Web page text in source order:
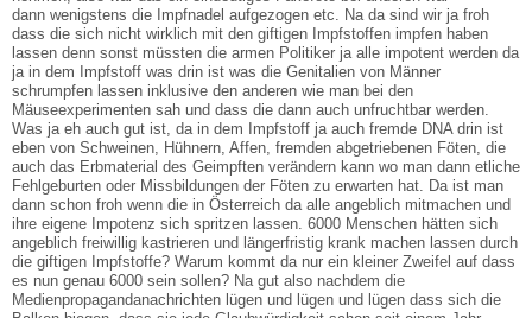
dann wenigstens die Impfnadel aufgezogen etc. Na da sind wir ja froh
dass die sich nicht wirklich mit den giftigen Impfstoffen impfen haben
lassen denn sonst müssten die armen Politiker ja alle impotent werden da
ja in dem Impfstoff was drin ist was die Genitalien von Männer
schrumpfen lassen inklusive den anderen wie man bei den
Mäuseexperimenten sah und dass die dann auch unfruchtbar werden.
Was ja eh auch gut ist, da in dem Impfstoff ja auch fremde DNA drin ist
eben von Schweinen, Hühnern, Affen, fremden abgetriebenen Föten, die
auch das Erbmaterial des Geimpften verändern kann wo man dann etliche
Fehlgeburten oder Missbildungen der Föten zu erwarten hat. Da ist man
dann schon froh wenn die in Österreich da alle angeblich mitmachen und
ihre eigene Impotenz sich spritzen lassen. 6000 Menschen hätten sich
angeblich freiwillig kastrieren und längerfristig krank machen lassen durch
die giftigen Impfstoffe? Warum kommt da nur ein kleiner Zweifel auf dass
es nun genau 6000 sein sollen? Na gut also nachdem die
Medienpropagandanachrichten lügen und lügen und lügen dass sich die